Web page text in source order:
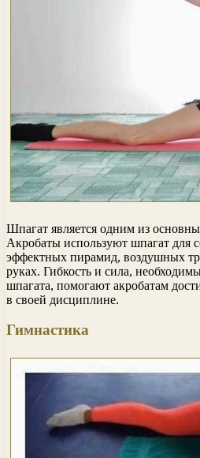
Шпагат является одним из
Акробаты используют шпагат для
эффектных пирамид, воздушных
руках. Гибкость и сила,
шпагата, помогают акробатам
в своей дисциплине.
Гимнастика